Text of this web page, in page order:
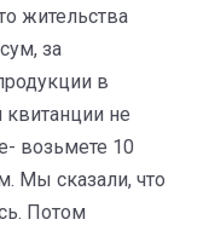
жительства
за
в
не
возьмете 10
Мы сказали, что
Потом